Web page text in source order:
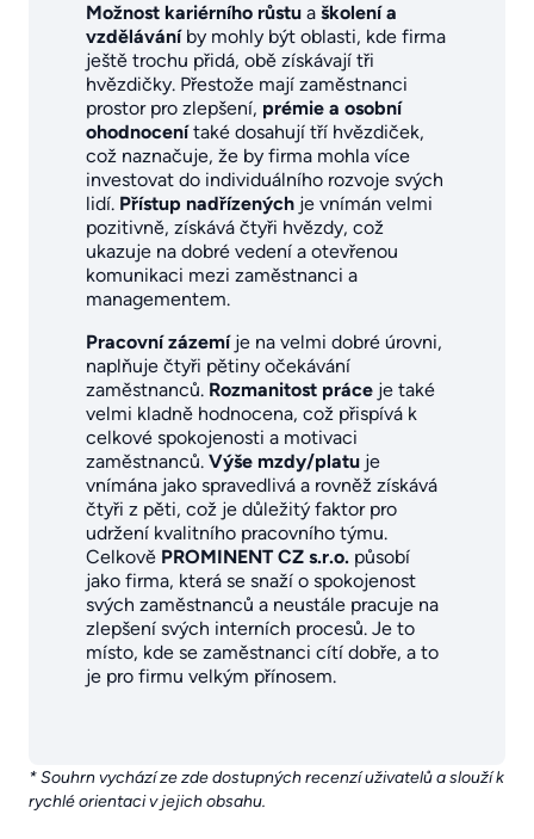
Možnost kariérního růstu a školení a
vzděláváníby mohly být oblasti, kde firma
ještě trochu přidá, obě získávají tři
hvězdičky. Přestože mají zaměstnanci
prostor pro zlepšení, prémie a osobní
ohodnocenítaké dosahují tří hvězdiček,
což naznačuje, že by firma mohla více
investovat do individuálního rozvoje svých
lidí. Přístup nadřízených je vnímán velmi
pozitivně, získává čtyři hvězdy, což
ukazuje na dobré vedení a otevřenou
komunikaci mezi zaměstnanci a
managementem.
Pracovní zázemíje na velmi dobré úrovni,
naplňuje čtyři pětiny očekávání
zaměstnanců. Rozmanitost práce je také
velmi kladně hodnocena, což přispívá k
celkové spokojenosti a motivaci
zaměstnanců. Výše mzdy/platu je
vnímána jako spravedlivá a rovněž získává
čtyři z pěti, což je důležitý faktor pro
udržení kvalitního pracovního týmu.
Celkově PROMINENT CZ s.r.o. působí
jako firma, která se snaží o spokojenost
svých zaměstnanců a neustále pracuje na
zlepšení svých interních procesů. Je to
místo, kde se zaměstnanci cítí dobře, a to
je pro firmu velkým přínosem.
* Souhrn vychází ze zde dostupných recenzí uživatelů a slouží k
rychlé orientaci v jejich obsahu.